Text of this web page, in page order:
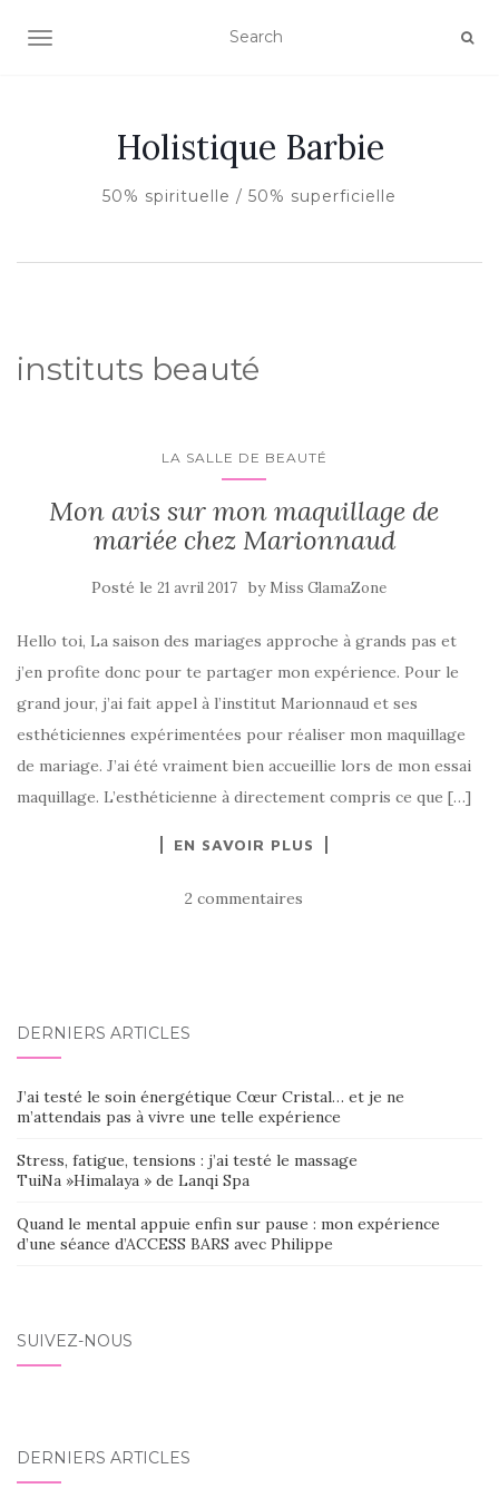
AFFICHER/MASQUER LA NAVIGATION
Holistique Barbie
50% spirituelle / 50% superficielle
instituts beauté
LA SALLE DE BEAUTÉ
Mon avis sur mon maquillage de
mariée chez Marionnaud
Posté le 21 avril 2017 by Miss GlamaZone
Hello toi, La saison des mariages approche à grands pas et
j’en profite donc pour te partager mon expérience. Pour le
grand jour, j’ai fait appel à l’institut Marionnaud et ses
esthéticiennes expérimentées pour réaliser mon maquillage
de mariage. J’ai été vraiment bien accueillie lors de mon essai
maquillage. L’esthéticienne à directement compris ce que […]
EN SAVOIR PLUS
2 commentaires
DERNIERS ARTICLES
J’ai testé le soin énergétique Cœur Cristal… et je ne
m’attendais pas à vivre une telle expérience
Stress, fatigue, tensions : j’ai testé le massage
TuiNa »Himalaya » de Lanqi Spa
Quand le mental appuie enfin sur pause : mon expérience
d’une séance d’ACCESS BARS avec Philippe
SUIVEZ-NOUS
DERNIERS ARTICLES